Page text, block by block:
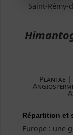
Saint-Rémy-
Plantae ­|
Répartition et
Europe : une